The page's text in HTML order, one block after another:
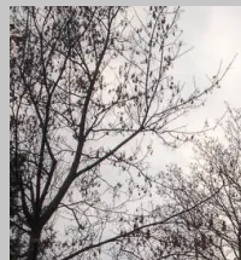
202229.
November
2022